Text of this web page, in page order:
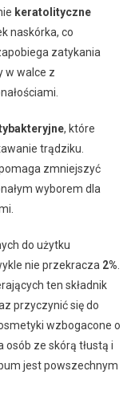
keratolityczne
naskórka, co
zatykania
w walce z
, które
trądziku.
zmniejszyć
wyborem dla
do użytku
nie przekracza 2%.
ten składnik
przyczynić się do
wzbogacone o
osób ze skórą tłustą i
jest powszechnym